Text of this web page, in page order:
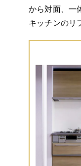
から対面、一
キッチンのリ